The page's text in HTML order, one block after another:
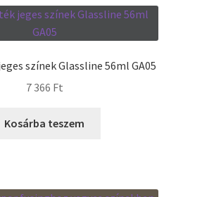
színek Glassline 56ml GA05
7 366 Ft
Kosárba teszem